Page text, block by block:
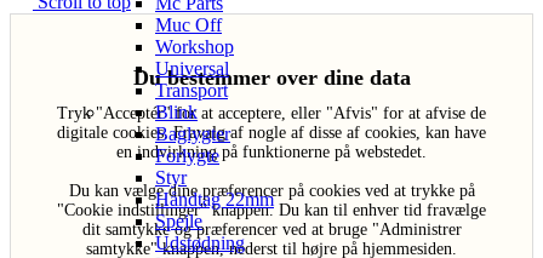
Muc Off
Workshop
Universal
Transport
Blink
Baglygter
Forlygte
Styr
Håndtag 22mm
Spejle
Udstødning
Du bestemmer over dine data
Tryk "Acceptér" for at acceptere, eller "Afvis" for at afvise de
digitale cookies. Fravalg af nogle af disse af cookies, kan have
en indvirkning på funktionerne på webstedet.
Du kan vælge dine præferencer på cookies ved at trykke på
"Cookie indstillinger" knappen. Du kan til enhver tid fravælge
dit samtykke og præferencer ved at bruge "Administrer
samtykke" knappen, nederst til højre på hjemmesiden.